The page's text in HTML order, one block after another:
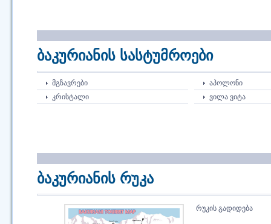
ბაკურიანის სასტუმროები
ᲛᲒᲖᲐᲕᲠᲔᲑᲘ
ᲐᲞᲝᲚᲝᲜᲘ
ᲙᲠᲘᲡᲢᲐᲚᲘ
ᲕᲘᲚᲐ ᲕᲘᲢᲐ
ბაკურიანის რუკა
ᲠᲣᲙᲘᲡ ᲒᲐᲓᲘᲓᲔᲑᲐ